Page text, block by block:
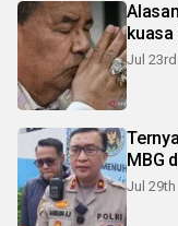
kuasa
Jul 23rd
MBG
Jul 29th